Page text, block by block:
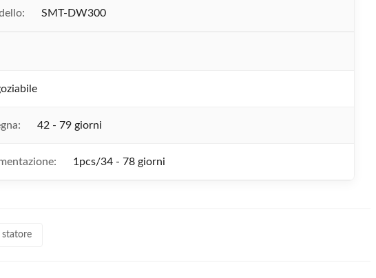
SMT-DW300
42 - 79 giorni
1pcs/34 - 78 giorni
statore